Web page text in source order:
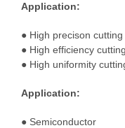
Application:
● High precison cutting
● High efficiency cutting
● High uniformity
Application:
● Semiconductor